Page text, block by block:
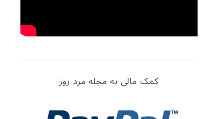
کمک مالی به مجله مرد روز